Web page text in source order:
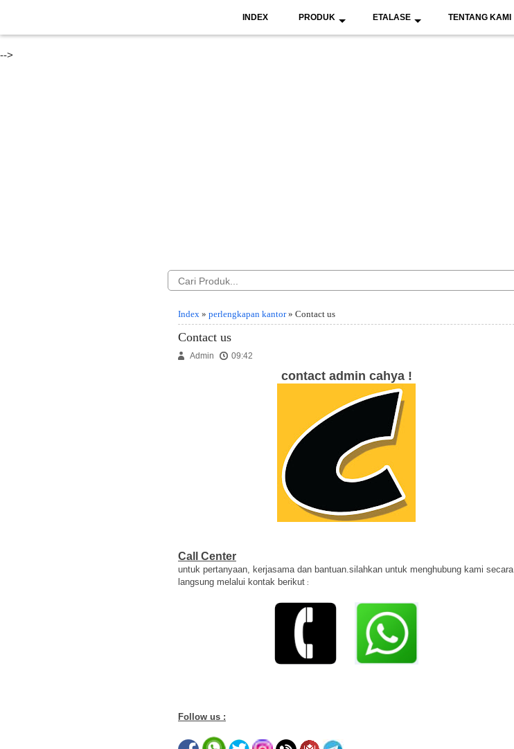
-->
INDEX PRODUK ETALASE TENTANG KAMI
Index » perlengkapan kantor» Contact us
Contact us
Admin 09:42
contact admin cahya !
Call Center
untuk pertanyaan, kerjasama dan bantuan.silahkan untuk menghubung kami secara
langsung melalui kontak berikut :
Follow us :